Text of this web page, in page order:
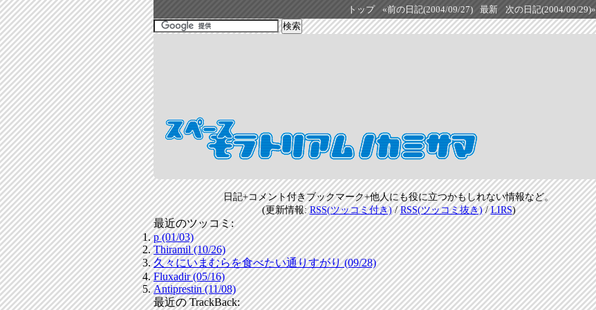
トップ «前の日記(2004/09/27) 最新 次の日記(2004/09/29)»
日記+コメント付きブックマーク+他人にも役に立つかもしれない情報など。
(更新情報:RSS(ツッコミ付き)/RSS(ツッコミ抜き)/LIRS)
最近のツッコミ:
p (01/03)
Thiramil (10/26)
久々にいまむらを食べたい通りすがり (09/28)
Fluxadir (05/16)
Antiprestin (11/08)
最近の TrackBack: